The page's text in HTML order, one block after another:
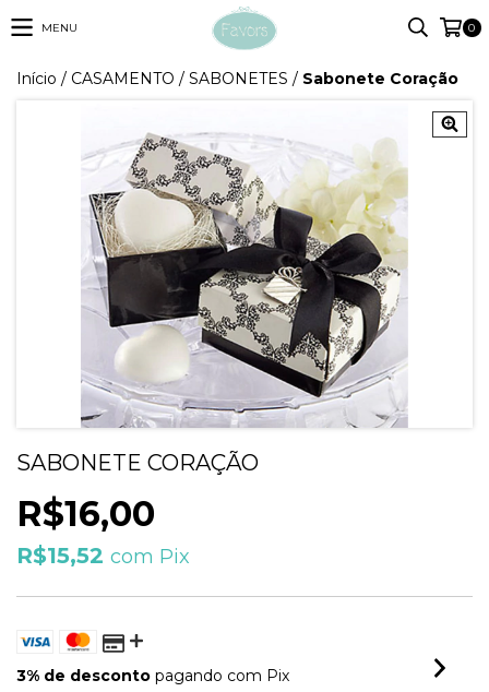
MENU 0
Início / CASAMENTO / SABONETES / Sabonete Coração
SABONETE CORAÇÃO
R$16,00
R$15,52 com Pix
3% de desconto pagando com Pix